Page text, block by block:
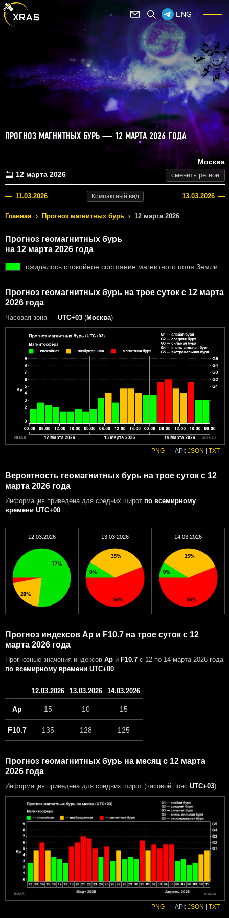
ENG
ПРОГНОЗ МАГНИТНЫХ БУРЬ — 12 МАРТА 2026 ГОДА
12 марта 2026
Москва
сменить регион
11.03.2026 Компактный вид 13.03.2026
Главная › Прогноз магнитных бурь › 12 марта 2026
Прогноз геомагнитных бурь
на 12 марта 2026 года
ожидалось спокойное состояние магнитного поля Земли
Прогноз геомагнитных бурь на трое суток с 12 марта
2026 года
Часовая зона — UTC+03 (Москва)
PNG API: JSON TXT
Вероятность геомагнитных бурь на трое суток с 12
марта 2026 года
Информация приведена для средних широт по всемирному
времени UTC+00
12.03.2026 13.03.2026 14.03.2026
Прогноз индексов Ap и F10.7 на трое суток с 12
марта 2026 года
Прогнозные значения индексов Ap и F10.7 с 12 по 14 марта 2026 года
по всемирному времени UTC+00
12.03.2026 13.03.2026 14.03.2026
Ap 15 10 15
F10.7 135 128 125
Прогноз геомагнитных бурь на месяц с 12 марта
2026 года
Информация приведена для средних широт (часовой пояс UTC+03)
PNG API: JSON TXT